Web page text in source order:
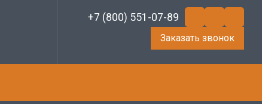
+7 (800) 551-07-89
Заказать звонок